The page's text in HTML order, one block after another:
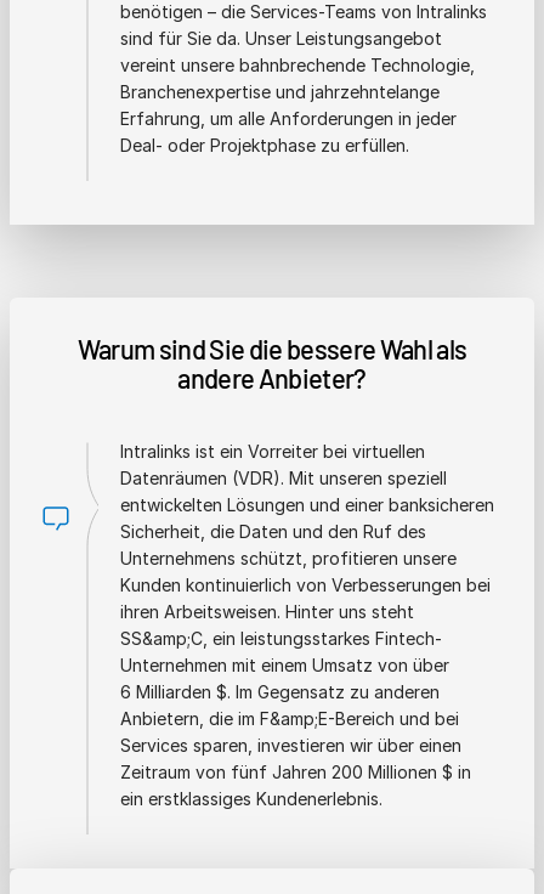
benötigen – die Services-Teams von Intralinks
sind für Sie da. Unser Leistungsangebot
vereint unsere bahnbrechende Technologie,
Branchenexpertise und jahrzehntelange
Erfahrung, um alle Anforderungen in jeder
Deal- oder Projektphase zu erfüllen.
Warum sind Sie die bessere Wahl als
andere Anbieter?
Intralinks ist ein Vorreiter bei virtuellen
Datenräumen (VDR). Mit unseren speziell
entwickelten Lösungen und einer banksicheren
Sicherheit, die Daten und den Ruf des
Unternehmens schützt, profitieren unsere
Kunden kontinuierlich von Verbesserungen bei
ihren Arbeitsweisen. Hinter uns steht
SS&amp;C, ein leistungsstarkes Fintech-
Unternehmen mit einem Umsatz von über
6 Milliarden $. Im Gegensatz zu anderen
Anbietern, die im F&amp;E-Bereich und bei
Services sparen, investieren wir über einen
Zeitraum von fünf Jahren 200 Millionen $ in
ein erstklassiges Kundenerlebnis.